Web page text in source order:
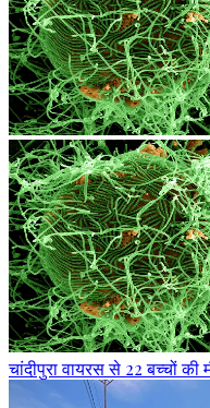
चांदीपुरा वायरस से 22 बच्चों की